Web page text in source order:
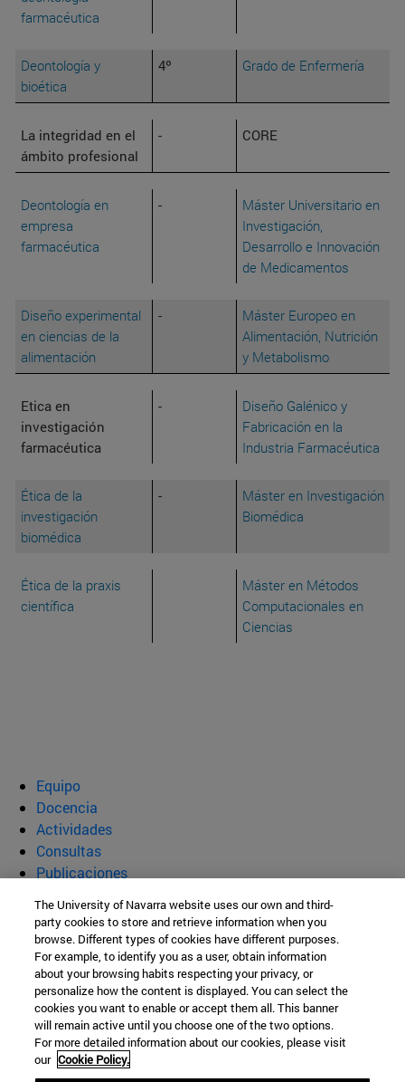
farmacéutica
Deontología y
bioética
4º Grado de Enfermería
La integridad en el
ámbito profesional
- CORE
Deontología en
empresa
farmacéutica
-
Máster Universitario en
Investigación,
Desarrollo e Innovación
de Medicamentos
Diseño experimental
en ciencias de la
alimentación
-
Máster Europeo en
Alimentación, Nutrición
y Metabolismo
Etica en
investigación
farmacéutica
-
Diseño Galénico y
Fabricación en la
Industria Farmacéutica
Ética de la
investigación
biomédica
-
Máster en Investigación
Biomédica
Ética de la praxis
científica
Máster en Métodos
Computacionales en
Ciencias
Equipo
Docencia
Actividades
Consultas
Publicaciones
Área de Humanidades Farmacéuticas
Facultad de Farmacia
C/ Irunlarrea, 1
Pamplona31008Navarra
The University of Navarra website uses our own and third-
party cookies to store and retrieve information when you
browse. Different types of cookies have different purposes.
For example, to identify you as a user, obtain information
about your browsing habits respecting your privacy, or
personalize how the content is displayed. You can select the
cookies you want to enable or accept them all. This banner
will remain active until you choose one of the two options.
For more detailed information about our cookies, please visit
our Cookie Policy.